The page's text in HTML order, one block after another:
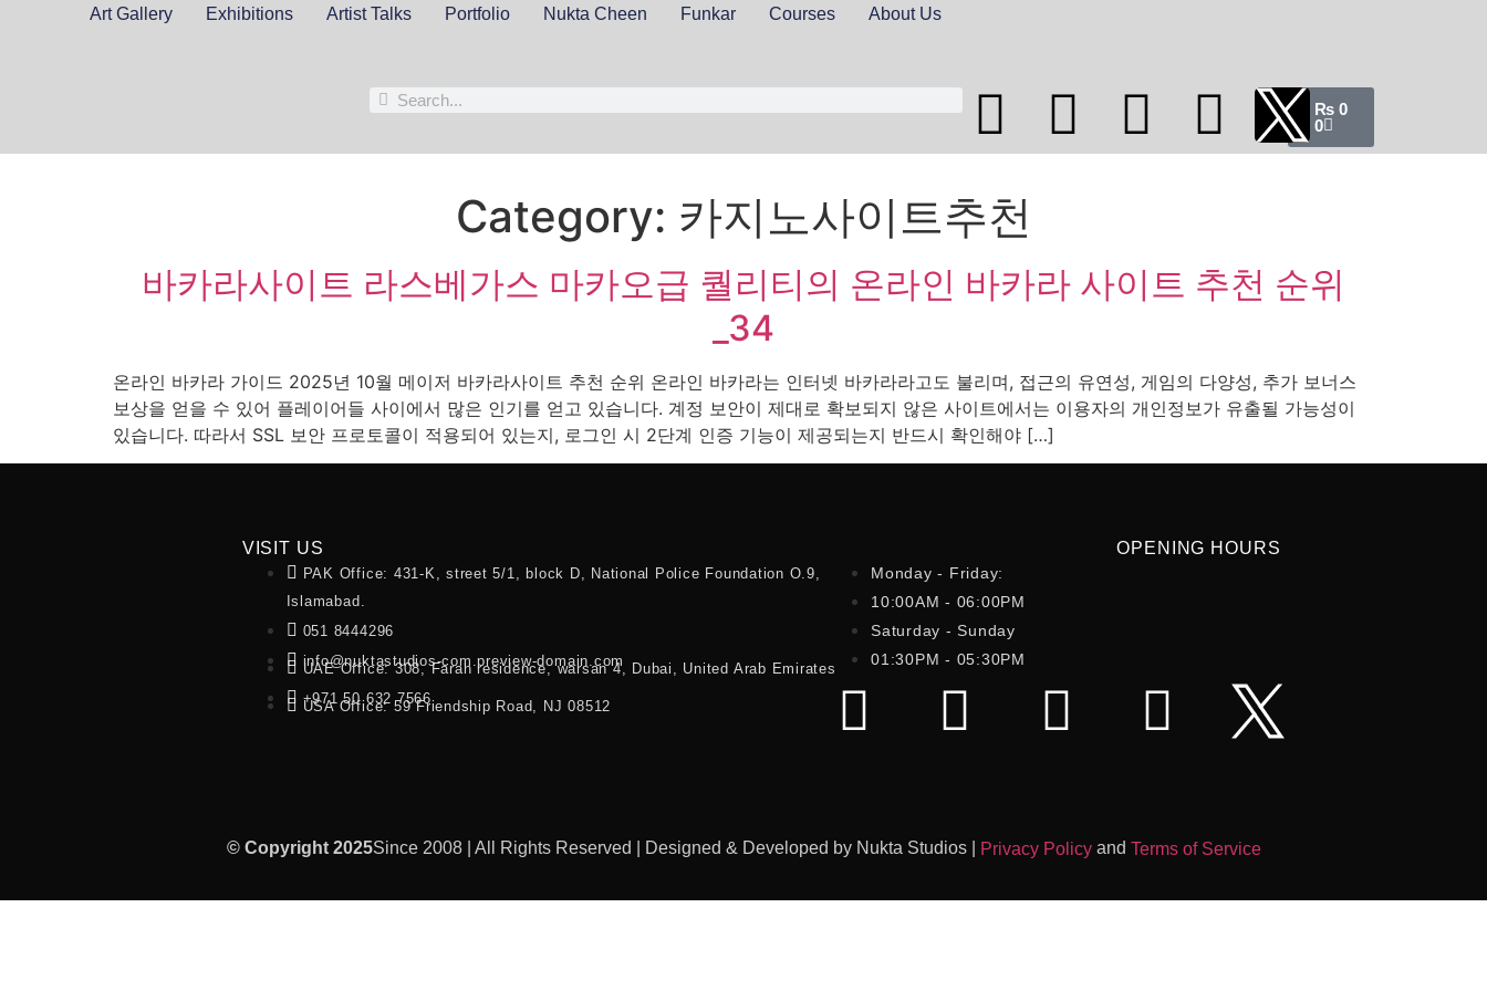
Art Gallery Exhibitions Artist Talks Portfolio Nukta Cheen Funkar Courses About Us
₨ 0
0
Category: 카지노사이트추천
바카라사이트 라스베가스 마카오급 퀄리티의 온라인 바카라 사이트 추천 순위
_34
온라인 바카라 가이드 2025년 10월 메이저 바카라사이트 추천 순위 온라인 바카라는 인터넷 바카라라고도 불리며, 접근의 유연성, 게임의 다양성, 추가 보너스
보상을 얻을 수 있어 플레이어들 사이에서 많은 인기를 얻고 있습니다. 계정 보안이 제대로 확보되지 않은 사이트에서는 이용자의 개인정보가 유출될 가능성이
있습니다. 따라서 SSL 보안 프로토콜이 적용되어 있는지, 로그인 시 2단계 인증 기능이 제공되는지 반드시 확인해야 […]
VISIT US
PAK Office: 431-K, street 5/1, block D, National Police Foundation O.9,
Islamabad.
051 8444296
info@nuktastudios-com.preview-domain.com
UAE Office: 308, Farah residence, warsan 4, Dubai, United Arab Emirates
+971 50 632 7566
USA Office: 59 Friendship Road, NJ 08512
OPENING HOURS
Monday - Friday:
10:00AM - 06:00PM
Saturday - Sunday
01:30PM - 05:30PM
© Copyright 2025Since 2008 | All Rights Reserved | Designed & Developed by Nukta Studios | Privacy Policyand Terms of Service